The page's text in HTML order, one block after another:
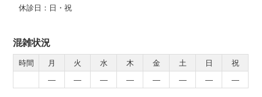
休診日：日・祝
混雑状況
時間 月 火 水 木 金 土 日
祝
―
― ― ― ― ― ― ―